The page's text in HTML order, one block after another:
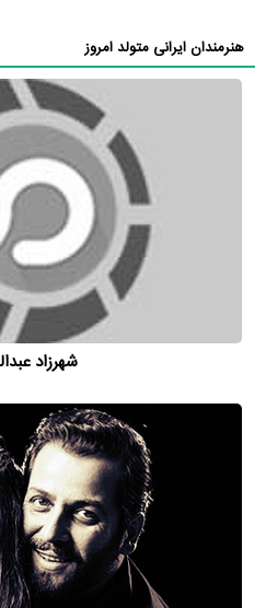
هنرمندان ایرانی متولد امروز
شهرزاد